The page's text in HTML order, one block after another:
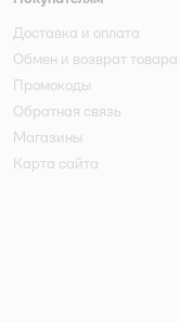
Доставка и оплата
Обмен и возврат товара
Промокоды
Обратная связь
Магазины
Карта сайта